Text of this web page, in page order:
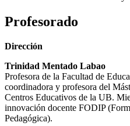
Profesorado
Dirección
Trinidad Mentado Labao
Profesora de la Facultad de
coordinadora y profesora del
Centros Educativos de la UB.
innovación docente FODIP
Pedagógica).